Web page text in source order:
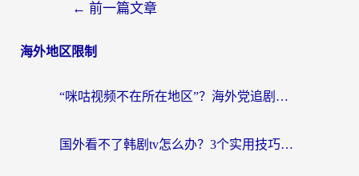
← 前一篇文章
海外地区限制
“咪咕视频不在所在地区”？海外党追剧看片、炒股的救星来了！
国外看不了韩剧tv怎么办？3个实用技巧解决海外追剧难题（附书旗小说&社保查询攻略）